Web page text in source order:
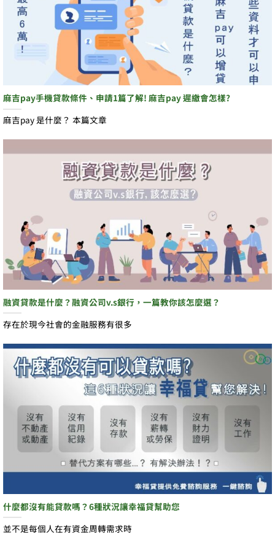
麻吉pay手機貸款條件、申請1篇了解! 麻吉pay 遲繳會怎樣?
麻吉pay 是什麼？ 本篇文章
融資貸款是什麼？融資公司v.s銀行，一篇教你該怎麼選？
存在於現今社會的金融服務有很多
什麼都沒有能貸款嗎？6種狀況讓幸福貸幫助您
並不是每個人在有資金周轉需求時